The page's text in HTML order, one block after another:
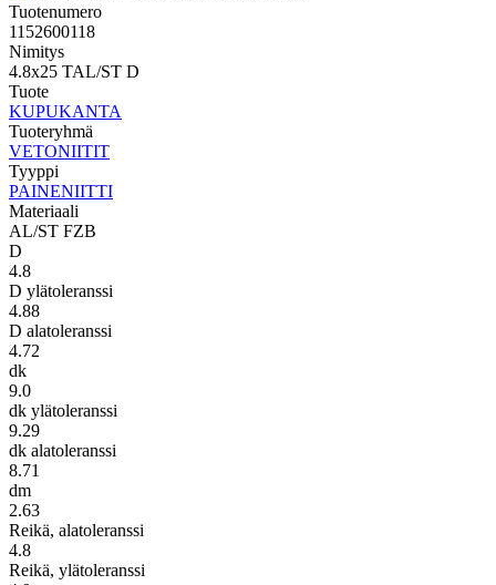
Tuotenumero
1152600118
Nimitys
4.8x25 TAL/ST D
Tuote
KUPUKANTA
Tuoteryhmä
VETONIITIT
Tyyppi
PAINENIITTI
Materiaali
AL/ST FZB
D
4.8
D ylätoleranssi
4.88
D alatoleranssi
4.72
dk
9.0
dk ylätoleranssi
9.29
dk alatoleranssi
8.71
dm
2.63
Reikä, alatoleranssi
4.8
Reikä, ylätoleranssi